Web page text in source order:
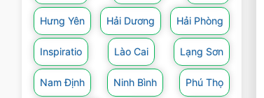
Hưng Yên Hải Dương Hải Phòng
Inspiratio Lào Cai Lạng Sơn
Nam Định Ninh Bình Phú Thọ